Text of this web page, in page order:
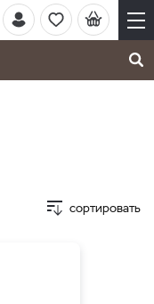
сортировать